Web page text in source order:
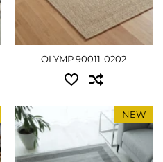
OLYMP 90011-0202
NEW
Доступные размеры:
0.80x1.50 - 1620 грн